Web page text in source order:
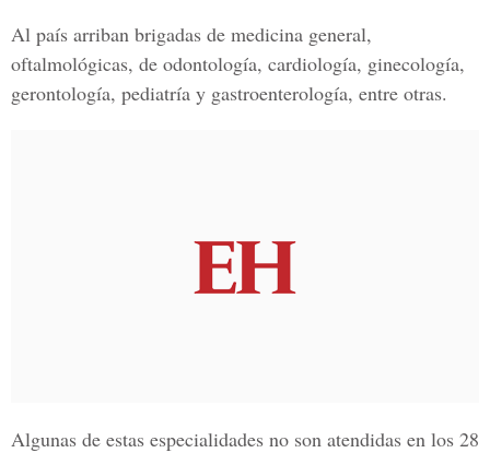
Al país arriban brigadas de medicina general,
oftalmológicas, de odontología, cardiología, ginecología,
gerontología, pediatría y gastroenterología, entre otras.
Algunas de estas especialidades no son atendidas en los 28